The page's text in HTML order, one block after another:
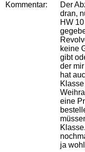
Kommentar:
Der
dran,
HW
keine
gibt
der
hat
eine
ja